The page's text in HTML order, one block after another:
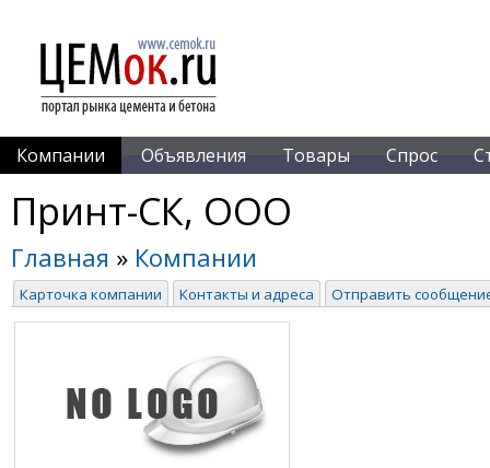
Компании Объявления Товары Спрос
Принт-СК, ООО
Главная » Компании
Карточка компании Контакты и адреса Отправить